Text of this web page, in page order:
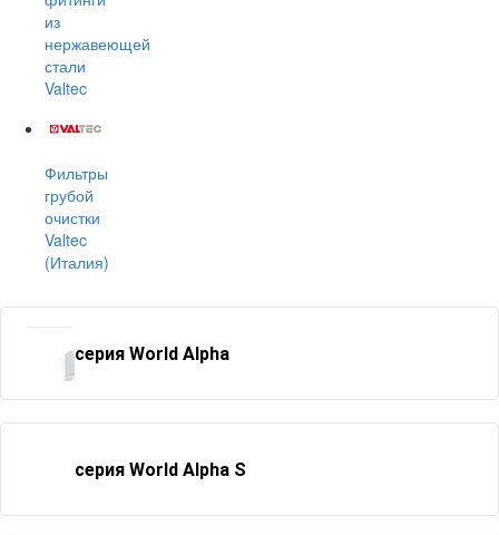
из
нержавеющей
стали
Valtec
Фильтры
грубой
очистки
Valtec
(Италия)
серия World Alpha
серия World Alpha S